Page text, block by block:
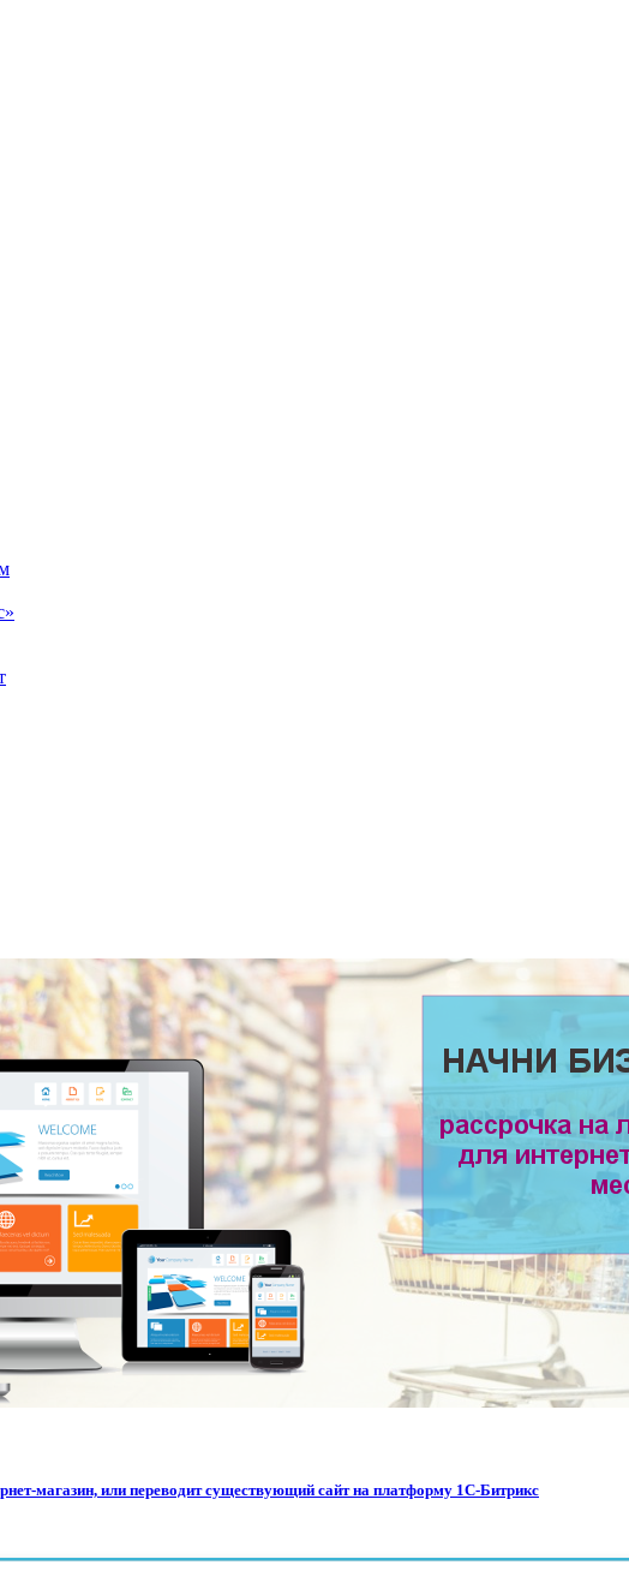
магазин, или переводит существующий сайт на платформу 1С-Битрикс